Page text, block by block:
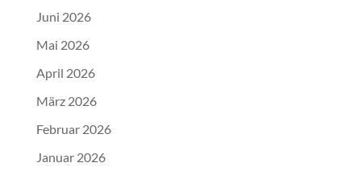
Juni 2026
Mai 2026
April 2026
März 2026
Februar 2026
Januar 2026